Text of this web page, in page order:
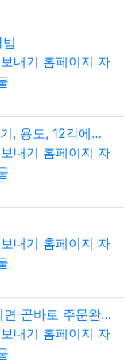
내기 홈페이지 자
12각에너지 차이 )
내기 홈페이지 자
내기 홈페이지 자
자, 이메일이 발송되지 않았다면 주문이 안된 것입니다.
내기 홈페이지 자